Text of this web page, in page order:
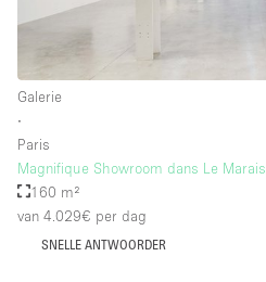
Galerie
∙
Paris
Magnifique Showroom dans Le Marais
160 m²
van 4.029€ per dag
SNELLE ANTWOORDER